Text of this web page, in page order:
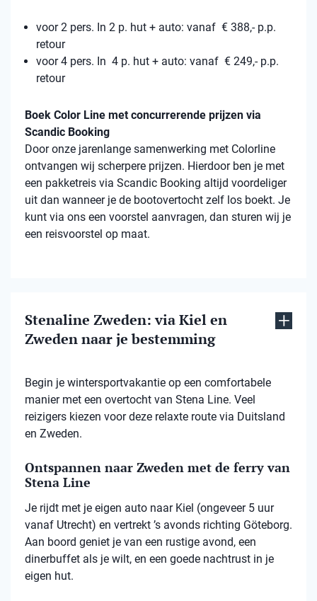
voor 2 pers. In 2 p. hut + auto: vanaf € 388,- p.p.
retour
voor 4 pers. In 4 p. hut + auto: vanaf € 249,- p.p.
retour
Boek Color Line met concurrerende prijzen via
Scandic Booking
Door onze jarenlange samenwerking met Colorline
ontvangen wij scherpere prijzen. Hierdoor ben je met
een pakketreis via Scandic Booking altijd voordeliger
uit dan wanneer je de bootovertocht zelf los boekt. Je
kunt via ons een voorstel aanvragen, dan sturen wij je
een reisvoorstel op maat.
Stenaline Zweden: via Kiel en
Zweden naar je bestemming
Begin je wintersportvakantie op een comfortabele
manier met een overtocht van Stena Line. Veel
reizigers kiezen voor deze relaxte route via Duitsland
en Zweden.
Ontspannen naar Zweden met de ferry van
Stena Line
Je rijdt met je eigen auto naar Kiel (ongeveer 5 uur
vanaf Utrecht) en vertrekt ’s avonds richting Göteborg.
Aan boord geniet je van een rustige avond, een
dinerbuffet als je wilt, en een goede nachtrust in je
eigen hut.